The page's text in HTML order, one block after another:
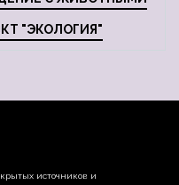
"ЭКОЛОГИЯ"
источников и